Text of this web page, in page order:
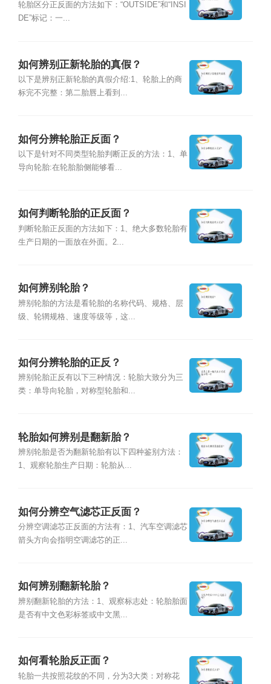
轮胎区分正反面的方法如下：“OUTSIDE”和“INSI
DE”标记：一...
如何辨别正新轮胎的真假？
以下是辨别正新轮胎的真假介绍:1、轮胎上的商
标完不完整：第二胎唇上看到...
如何分辨轮胎正反面？
以下是针对不同类型轮胎判断正反的方法：1、单
导向轮胎:在轮胎胎侧能够看...
如何判断轮胎的正反面？
判断轮胎正反面的方法如下：1、绝大多数轮胎有
生产日期的一面放在外面。2...
如何辨别轮胎？
辨别轮胎的方法是看轮胎的名称代码、规格、层
级、轮辋规格、速度等级等，这...
如何分辨轮胎的正反？
辨别轮胎正反有以下三种情况：轮胎大致分为三
类：单导向轮胎，对称型轮胎和...
轮胎如何辨别是翻新胎？
辨别轮胎是否为翻新轮胎有以下四种鉴别方法：
1、观察轮胎生产日期：轮胎从...
如何分辨空气滤芯正反面？
分辨空调滤芯正反面的方法有：1、汽车空调滤芯
箭头方向会指明空调滤芯的正...
如何辨别翻新轮胎？
辨别翻新轮胎的方法：1、观察标志处：轮胎胎面
是否有中文色彩标签或中文黑...
如何看轮胎反正面？
轮胎一共按照花纹的不同，分为3大类：对称花